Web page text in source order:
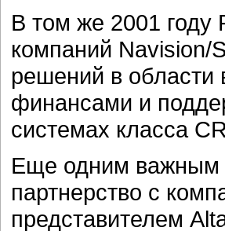
В том же 2001 году
компаний Navision/
решений в области
финансами и
системах класса
Еще одним важным
партнерство с
представителем